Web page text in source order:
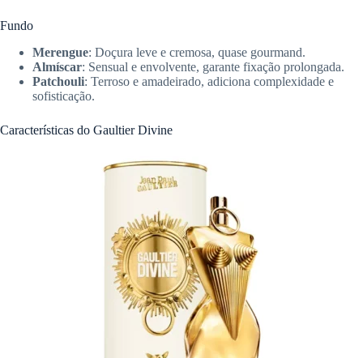
Fundo
Merengue: Doçura leve e cremosa, quase gourmand.
Almíscar: Sensual e envolvente, garante fixação prolongada.
Patchouli: Terroso e amadeirado, adiciona complexidade e
sofisticação.
Características do Gaultier Divine